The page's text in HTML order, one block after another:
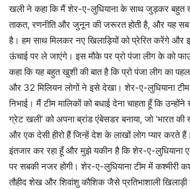
खली ने कहा कि मैं शेर-ए-लुधियाना के साथ जुड़कर बहुत
ताकत, रणनीति और जुनून की जरूरत होती है, और यह
है। हम साथ मिलकर नए खिलाड़ियों को प्रेरित करेंगे
ऊंचाई पर ले जाएंगे। इस मौके पर प्रो पंजा लीग के को
कहा कि यह बहुत खुशी की बात है कि प्रो पंजा लीग का
और 32 मिलियन लोगों ने इसे देखा। शेर-ए-लुधियाना
निभाई। मैं टीम मालिकों को बधाई देना चाहता हूँ कि
ग्रेट खली’ को अपना ब्रांड एंबेसडर बनाया, जो ‘भारत की
और एक देसी हीरो हैं जिन्हें देश के लाखों लोग प्यार करते
इंतजार कर रहा हूँ और मुझे यकीन है कि शेर-ए-लुधियाना
पर सबकी नजर होगी। शेर-ए-लुधियाना टीम में कश्मीरी
तौहीद शेख और शिवांशु कौशिक जैसे प्रतिभाशाली खिलाड़ी